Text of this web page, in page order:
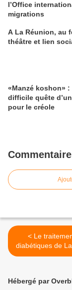
l’Office
migrations
A La Réunion, au
théâtre et lien
«Manzé koshon»
difficile quête
pour le créole
< Le traitement des
diabétiques de La
victime du
Hébergé par